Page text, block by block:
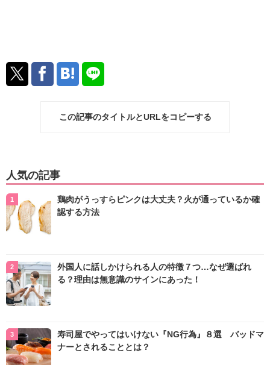
この記事のタイトルとURLをコピーする
人気の記事
鶏肉がうっすらピンクは大丈夫？火が通っているか確
認する方法
外国人に話しかけられる人の特徴７つ…なぜ選ばれ
る？理由は無意識のサインにあった！
寿司屋でやってはいけない『NG行為』８選 バッドマ
ナーとされることとは？